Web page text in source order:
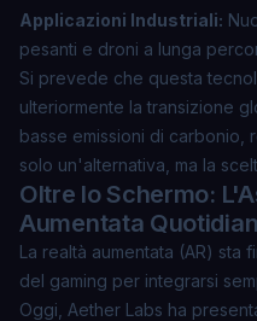
Applicazioni Industriali:
pesanti e droni a lunga
Si prevede che questa
ulteriormente la transizione
basse emissioni di carbonio,
solo un'alternativa, ma la
Oltre lo Schermo:
Aumentata
La realtà aumentata (AR) sta
del gaming per integrarsi
Oggi, Aether Labs ha